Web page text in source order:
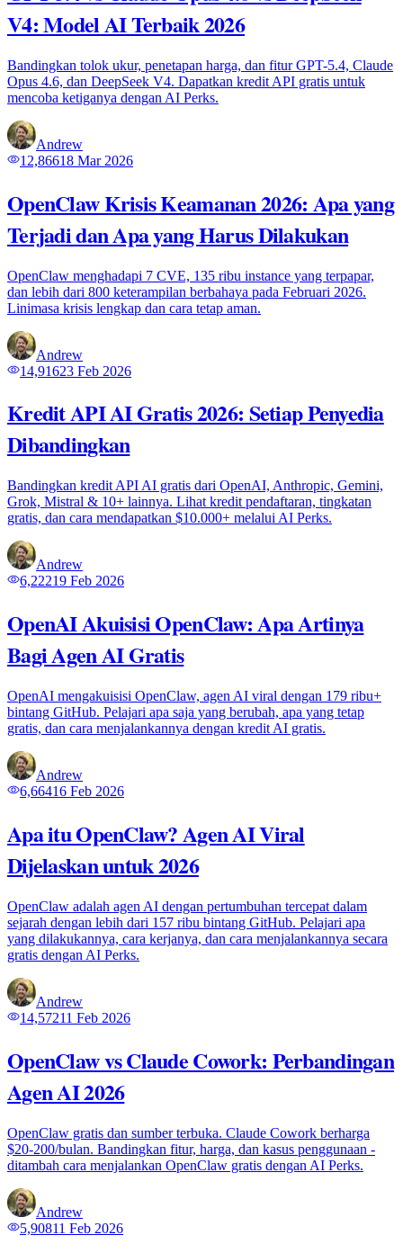
V4: Model AI Terbaik 2026
Bandingkan tolok ukur, penetapan harga, dan fitur GPT-5.4, Claude
Opus 4.6, dan DeepSeek V4. Dapatkan kredit API gratis untuk
mencoba ketiganya dengan AI Perks.
Andrew
12,86618 Mar 2026
OpenClaw Krisis Keamanan 2026: Apa yang
Terjadi dan Apa yang Harus Dilakukan
OpenClaw menghadapi 7 CVE, 135 ribu instance yang terpapar,
dan lebih dari 800 keterampilan berbahaya pada Februari 2026.
Linimasa krisis lengkap dan cara tetap aman.
Andrew
14,91623 Feb 2026
Kredit API AI Gratis 2026: Setiap Penyedia
Dibandingkan
Bandingkan kredit API AI gratis dari OpenAI, Anthropic, Gemini,
Grok, Mistral & 10+ lainnya. Lihat kredit pendaftaran, tingkatan
gratis, dan cara mendapatkan $10.000+ melalui AI Perks.
Andrew
6,22219 Feb 2026
OpenAI Akuisisi OpenClaw: Apa Artinya
Bagi Agen AI Gratis
OpenAI mengakuisisi OpenClaw, agen AI viral dengan 179 ribu+
bintang GitHub. Pelajari apa saja yang berubah, apa yang tetap
gratis, dan cara menjalankannya dengan kredit AI gratis.
Andrew
6,66416 Feb 2026
Apa itu OpenClaw? Agen AI Viral
Dijelaskan untuk 2026
OpenClaw adalah agen AI dengan pertumbuhan tercepat dalam
sejarah dengan lebih dari 157 ribu bintang GitHub. Pelajari apa
yang dilakukannya, cara kerjanya, dan cara menjalankannya secara
gratis dengan AI Perks.
Andrew
14,57211 Feb 2026
OpenClaw vs Claude Cowork: Perbandingan
Agen AI 2026
OpenClaw gratis dan sumber terbuka. Claude Cowork berharga
$20-200/bulan. Bandingkan fitur, harga, dan kasus penggunaan -
ditambah cara menjalankan OpenClaw gratis dengan AI Perks.
Andrew
5,90811 Feb 2026